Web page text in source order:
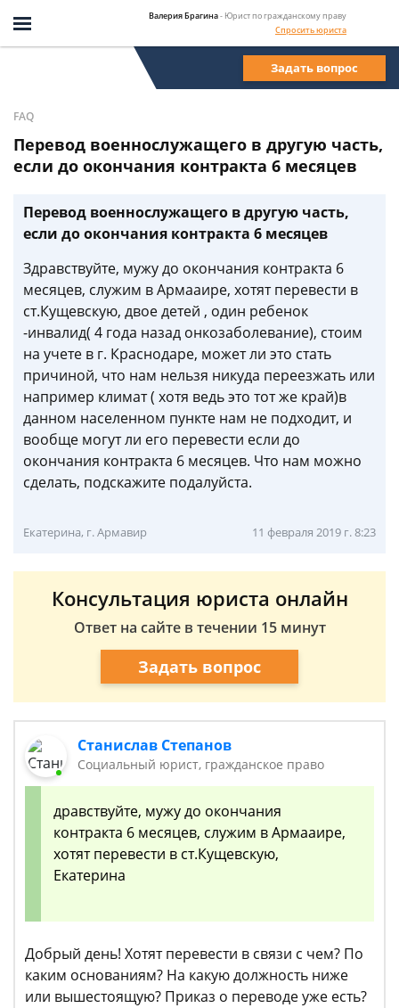
Валерия Брагина- Юрист по гражданскому праву
Спросить юриста
Задать вопрос
FAQ
Перевод военнослужащего в другую часть,
если до окончания контракта 6 месяцев
Перевод военнослужащего в другую часть,
если до окончания контракта 6 месяцев
Здравствуйте, мужу до окончания контракта 6
месяцев, служим в Армааире, хотят перевести в
ст.Кущевскую, двое детей , один ребенок
-инвалид( 4 года назад онкозаболевание), стоим
на учете в г. Краснодаре, может ли это стать
причиной, что нам нельзя никуда переезжать или
например климат ( хотя ведь это тот же край)в
данном населенном пункте нам не подходит, и
вообще могут ли его перевести если до
окончания контракта 6 месяцев. Что нам можно
сделать, подскажите подалуйста.
Екатерина, г. Армавир 11 февраля 2019 г. 8:23
Консультация юриста онлайн
Ответ на сайте в течении 15 минут
Задать вопрос
Станислав Степанов
Социальный юрист, гражданское право
дравствуйте, мужу до окончания
контракта 6 месяцев, служим в Армааире,
хотят перевести в ст.Кущевскую,
Екатерина
Добрый день! Хотят перевести в связи с чем? По
каким основаниям? На какую должность ниже
или вышестоящую? Приказ о переводе уже есть?